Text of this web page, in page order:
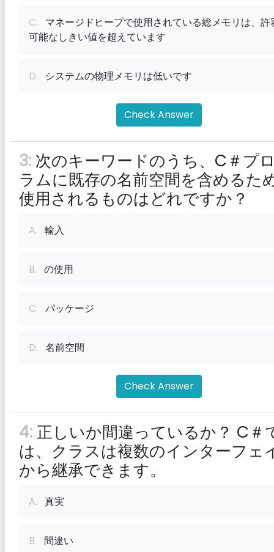
C. マネージドヒープで使用されている総メモリは、許
可能なしきい値を超えています
D. システムの物理メモリは低いです
Check Answer
3: 次のキーワードのうち、C＃プ
ラムに既存の名前空間を含めるた
使用されるものはどれですか？
A. 輸入
B. の使用
C. パッケージ
D. 名前空間
Check Answer
4:正しいか間違っているか？ C＃
は、クラスは複数のインターフェ
から継承できます。
A. 真実
B. 間違い